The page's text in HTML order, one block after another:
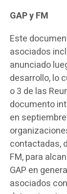
GAP y FM
Este
asociados
anunciado
desarrollo, lo
o 3 de las
documento
en
contactadas,
FM, para
GAP en
asociados